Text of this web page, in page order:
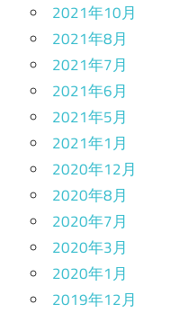
2021年10月
2021年8月
2021年7月
2021年6月
2021年5月
2021年1月
2020年12月
2020年8月
2020年7月
2020年3月
2020年1月
2019年12月